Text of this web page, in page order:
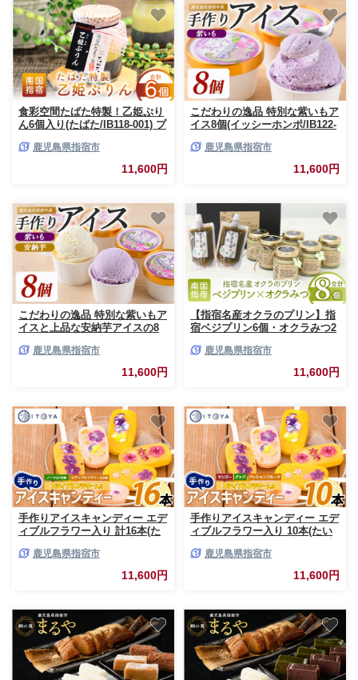
食彩空間たばた特製！乙姫ぷり
ん6個入り(たばた/IB118-001) プ
ーツ スイーツ お取り寄せ 美味
しい 特製 プリン ぷりん デザー
鹿児島県指宿市
11,600円
こだわりの逸品 特別な紫いもア
イス8個(イッシーホンポ/IB122-
鹿児島県指宿市
11,600円
こだわりの逸品 特別な紫いもア
イスと上品な安納芋アイスの8
ポ/IB122-002)
鹿児島県指宿市
11,600円
【指宿名産オクラのプリン】指
宿ベジプリン6個・オクラみつ2
ア/IB115-001) プリン ぷりん ス
イーツ 健康 野菜 オクラ スイー
ツ ヘルシー 卵 不使用 プリン
鹿児島県指宿市
11,600円
手作りアイスキャンディー エデ
ィブルフラワー入り 計16本(た
手作り アイス アイスキャンデ
ィー 氷 氷菓子 スイーツ おやつ
ミルク あずき チョコ 抹茶 パイ
バ パッションフルーツ セット
詰合せ 冷凍
鹿児島県指宿市
11,600円
手作りアイスキャンディー エデ
ィブルフラワー入り 10本(たい
作り アイス アイスキャンディ
ー 氷 氷菓子 スイーツ おやつ
マンゴー グァバ パッションフ
鹿児島県指宿市
11,600円